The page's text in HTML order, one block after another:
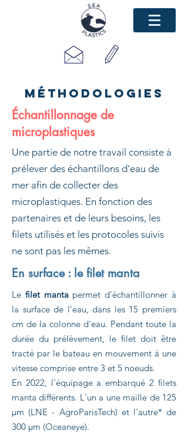
Méthodologies
Échantillonnage de
microplastiques
Une partie de notre travail consiste à
prélever des échantillons d'eau de
mer afin de collecter des
microplastiques. En fonction des
partenaires et de leurs besoins, les
filets utilisés et les protocoles suivis
ne sont pas les mêmes.
En surface : le filet manta
Le filet mantapermet d'échantillonner à
la surface de l'eau, dans les 15 premiers
cm de la colonne d'eau. Pendant toute la
durée du prélèvement, le filet doit être
tracté par le bateau en mouvement à une
vitesse comprise entre 3 et 5 noeuds.
En 2022, l'équipage a embarqué 2 filets
manta différents. L'un a une maille de 125
µm (LNE - AgroParisTech) et l'autre* de
300 µm (Oceaneye).